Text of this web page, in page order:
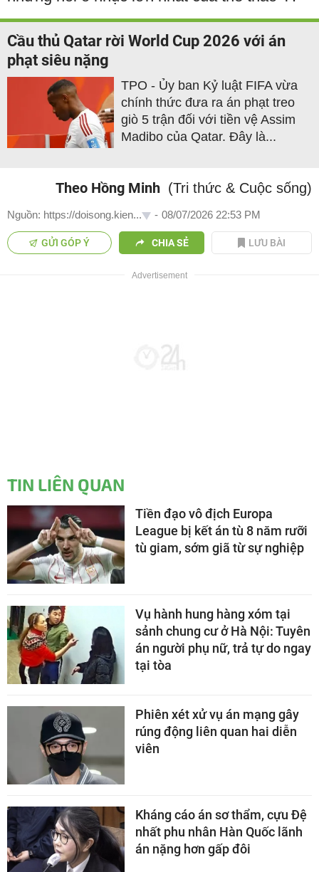
Cầu thủ Qatar rời World Cup 2026 với án
phạt siêu nặng
TPO - Ủy ban Kỷ luật FIFA vừa
chính thức đưa ra án phạt treo
giò 5 trận đối với tiền vệ Assim
Madibo của Qatar. Đây là...
Theo Hồng Minh (Tri thức & Cuộc sống)
Nguồn: https://doisong.kien... - 08/07/2026 22:53 PM
GỬI GÓP Ý CHIA SẺ LƯU BÀI
TIN LIÊN QUAN
Tiền đạo vô địch Europa
League bị kết án tù 8 năm rưỡi
tù giam, sớm giã từ sự nghiệp
Vụ hành hung hàng xóm tại
sảnh chung cư ở Hà Nội: Tuyên
án người phụ nữ, trả tự do ngay
tại tòa
Phiên xét xử vụ án mạng gây
rúng động liên quan hai diễn
viên
Kháng cáo án sơ thẩm, cựu Đệ
nhất phu nhân Hàn Quốc lãnh
án nặng hơn gấp đôi